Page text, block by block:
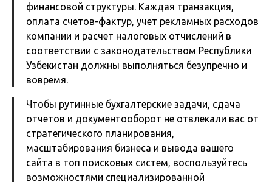
финансовой структуры. Каждая транзакция,
оплата счетов-фактур, учет рекламных расходов
компании и расчет налоговых отчислений в
соответствии с законодательством Республики
Узбекистан должны выполняться безупречно и
вовремя.
Чтобы рутинные бухгалтерские задачи, сдача
отчетов и документооборот не отвлекали вас от
стратегического планирования,
масштабирования бизнеса и вывода вашего
сайта в топ поисковых систем, воспользуйтесь
возможностями специализированной